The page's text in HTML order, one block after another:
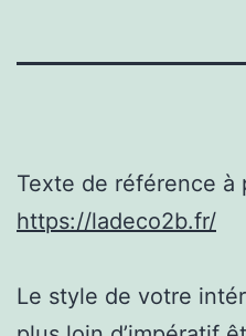
Texte de référence à
https://ladeco2b.fr/
Le style de votre